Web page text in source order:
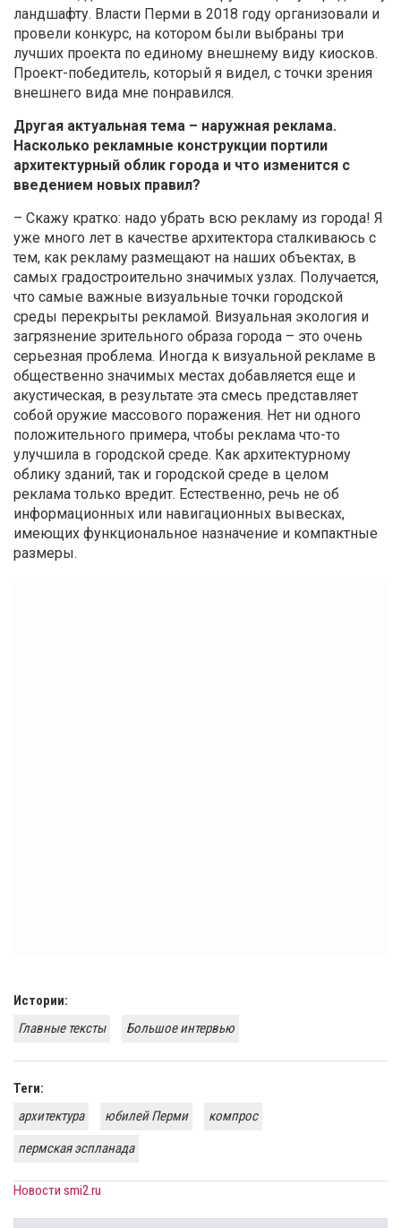
ландшафту. Власти Перми в 2018 году организовали и
провели конкурс, на котором были выбраны три
лучших проекта по единому внешнему виду киосков.
Проект-победитель, который я видел, с точки зрения
внешнего вида мне понравился.
Другая актуальная тема – наружная реклама.
Насколько рекламные конструкции портили
архитектурный облик города и что изменится с
введением новых правил?
– Скажу кратко: надо убрать всю рекламу из города! Я
уже много лет в качестве архитектора сталкиваюсь с
тем, как рекламу размещают на наших объектах, в
самых градостроительно значимых узлах. Получается,
что самые важные визуальные точки городской
среды перекрыты рекламой. Визуальная экология и
загрязнение зрительного образа города – это очень
серьезная проблема. Иногда к визуальной рекламе в
общественно значимых местах добавляется еще и
акустическая, в результате эта смесь представляет
собой оружие массового поражения. Нет ни одного
положительного примера, чтобы реклама что-то
улучшила в городской среде. Как архитектурному
облику зданий, так и городской среде в целом
реклама только вредит. Естественно, речь не об
информационных или навигационных вывесках,
имеющих функциональное назначение и компактные
размеры.
Истории:
Главные тексты
Большое интервью
Теги:
архитектура
юбилей Перми
компрос
пермская эспланада
Новости smi2.ru